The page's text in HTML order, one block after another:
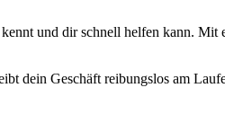
und dir schnell helfen kann.
dein Geschäft reibungslos am